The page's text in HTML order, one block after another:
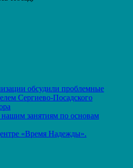
обсудили проблемные
Сергиево-Посадского
занятиям по основам
«Время Надежды».